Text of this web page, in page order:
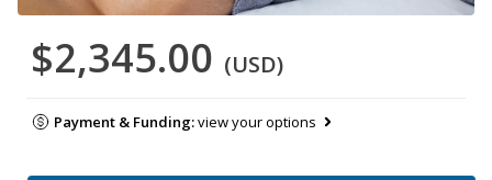
$2,345.00 (USD)
Payment & Funding:view your options